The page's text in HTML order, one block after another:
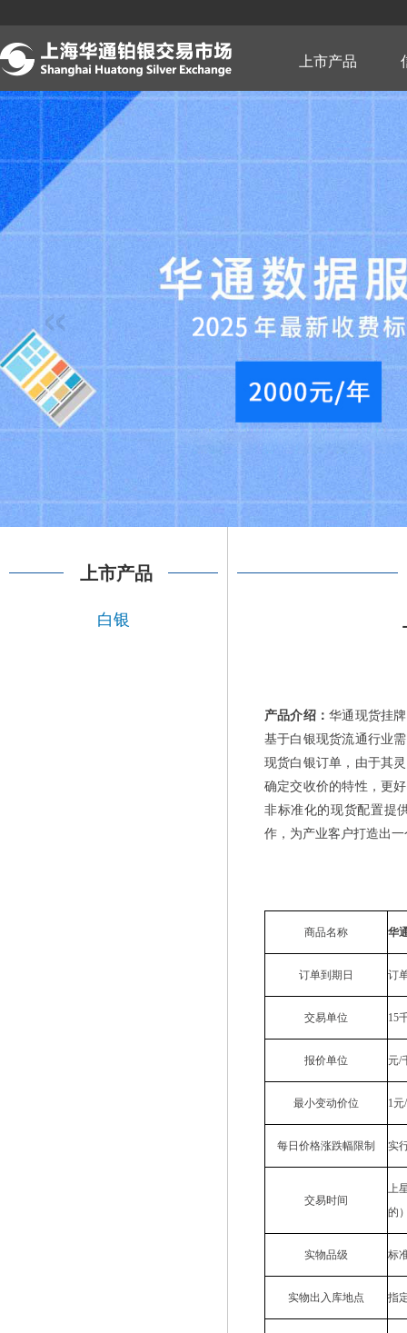
转
到
主
要
内
容
上市产品
上市产品
白银
产品介绍：华通现货挂
基于白银现货流通行业
现货白银订单，由于其
确定交收价的特性，更
非标准化的现货配置提
作，为产业客户打造出
商品名称 华
订单到期日 订
交易单位 15
报价单位 元/
最小变动价位 1
每日价格涨跌幅限制 实
交易时间
上
的
实物品级 标
实物出入库地点 指